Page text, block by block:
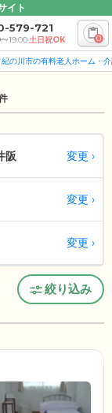
イト
579-721
19:00土日祝OK 0
紀の川市の有料老人ホーム・
阪 変更
変更
変更
絞り込み